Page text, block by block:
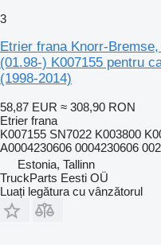
3
Etrier frana Knorr-
(01.98-) K007155 pentru
(1998-2014)
58,87 EUR ≈ 308,90 RON
Etrier frana
K007155 SN7022 K003800
A0004230606 0004230606
Estonia, Tallinn
TruckParts Eesti OÜ
Luați legătura cu vânzătorul